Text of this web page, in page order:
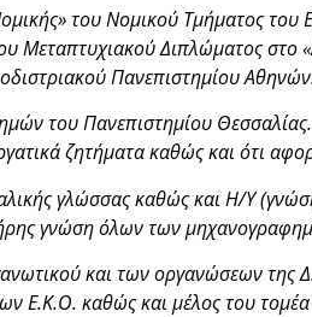
του Νομικού Τμήματος
Μεταπτυχιακού Διπλώματος στο
Πανεπιστημίου
του Πανεπιστημίου
ζητήματα καθώς και ότι
γλώσσας καθώς και Η/Υ
γνώση όλων των
και των οργανώσεων
καθώς και μέλος του τομέα